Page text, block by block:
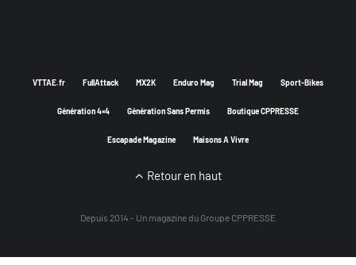
VTTAE.fr FullAttack MX2K Enduro Mag Trial Mag Sport-Bikes
Génération 4×4 Génération Sans Permis Boutique CPPRESSE
Escapade Magazine Maisons A Vivre
Retour en haut
Depuis 2014 - Un magazine du Groupe CPPRESSE